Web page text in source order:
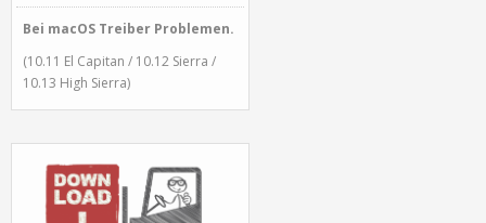
Bei macOS Treiber Problemen.
(10.11 El Capitan / 10.12 Sierra /
10.13 High Sierra)